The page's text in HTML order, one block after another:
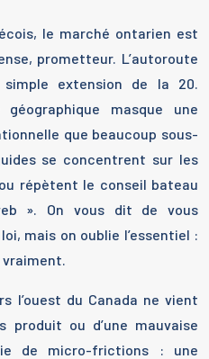
le marché ontarien est
prometteur. L’autoroute
simple extension de la 20.
masque une
que beaucoup sous-
se concentrent sur les
répètent le conseil bateau
». On vous dit de vous
mais on oublie l’essentiel :
l’ouest du Canada ne vient
produit ou d’une mauvaise
de micro-frictions : une